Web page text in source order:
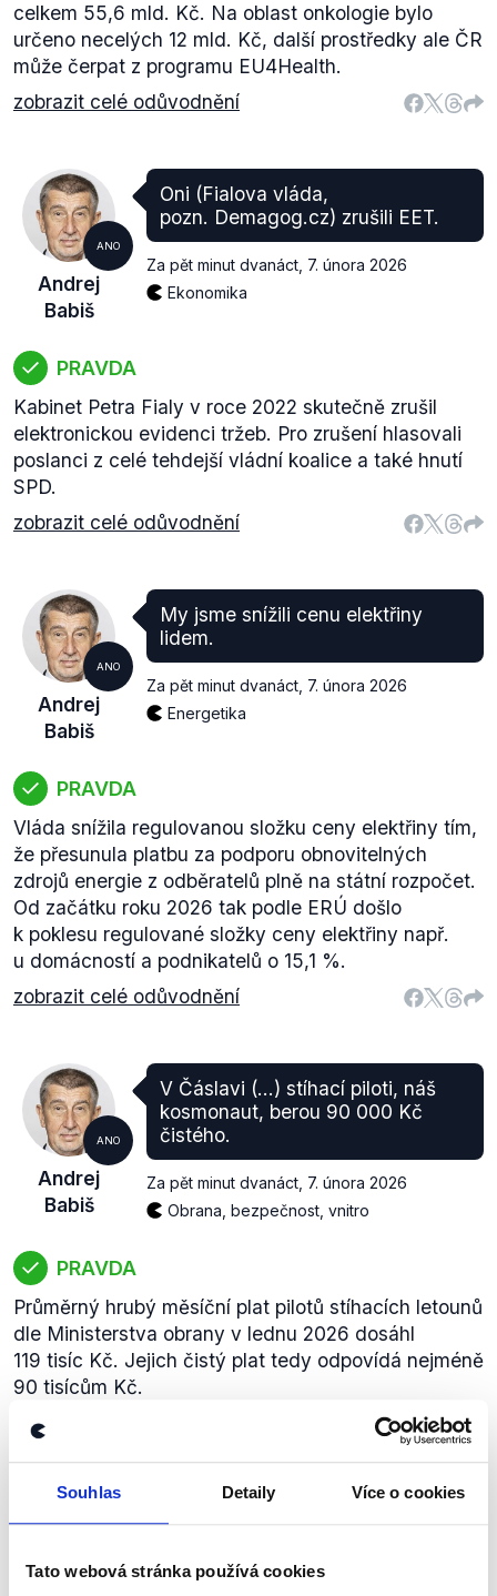
Souhlas Detaily Více o cookies
Tato webová stránka používá cookies
celkem 55,6 mld. Kč. Na oblast onkologie bylo
určeno necelých 12 mld. Kč, další prostředky ale ČR
může čerpat z programu EU4Health.
zobrazit celé odůvodnění
ANO
Andrej
Babiš
Oni (Fialova vláda,
pozn. Demagog.cz) zrušili EET.
Za pět minut dvanáct 7. února 2026
Ekonomika
PRAVDA
Kabinet Petra Fialy v roce 2022 skutečně zrušil
elektronickou evidenci tržeb. Pro zrušení hlasovali
poslanci z celé tehdejší vládní koalice a také hnutí
SPD.
zobrazit celé odůvodnění
ANO
Andrej
Babiš
My jsme snížili cenu elektřiny
lidem.
Za pět minut dvanáct 7. února 2026
Energetika
PRAVDA
Vláda snížila regulovanou složku ceny elektřiny tím,
že přesunula platbu za podporu obnovitelných
zdrojů energie z odběratelů plně na státní rozpočet.
Od začátku roku 2026 tak podle ERÚ došlo
k poklesu regulované složky ceny elektřiny např.
u domácností a podnikatelů o 15,1 %.
zobrazit celé odůvodnění
ANO
Andrej
Babiš
V Čáslavi (…) stíhací piloti, náš
kosmonaut, berou 90 000 Kč
čistého.
Za pět minut dvanáct 7. února 2026
Obrana, bezpečnost, vnitro
PRAVDA
Průměrný hrubý měsíční plat pilotů stíhacích letounů
dle Ministerstva obrany v lednu 2026 dosáhl
119 tisíc Kč. Jejich čistý plat tedy odpovídá nejméně
90 tisícům Kč.
zobrazit celé odůvodnění
ANO
Za pět minut dvanáct